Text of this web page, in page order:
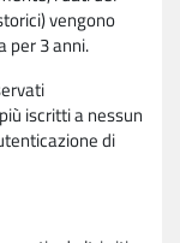
vengono
per 3 anni.
iscritti a nessun
di